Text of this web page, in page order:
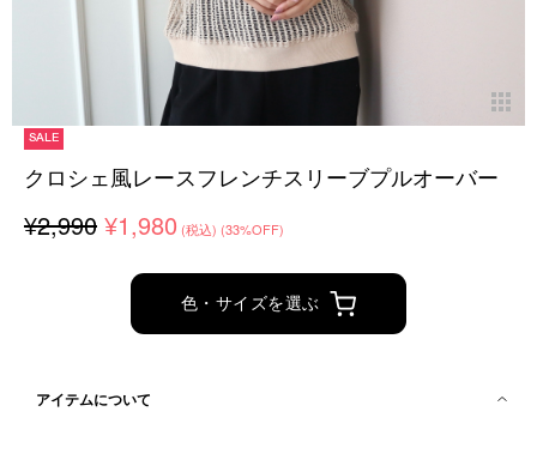
SALE
クロシェ風レースフレンチスリーブプルオーバー
¥2,990 ¥1,980 (税込) (33%OFF)
色・サイズを選ぶ
アイテムについて